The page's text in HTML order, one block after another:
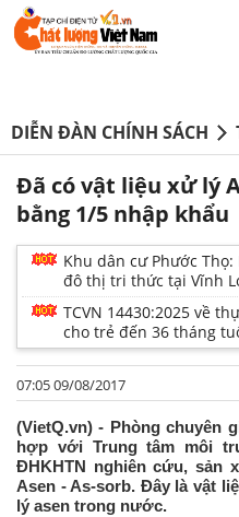
DIỄN ĐÀN CHÍNH SÁCH
Đã có vật liệu xử lý
bằng 1/5 nhập khẩu
Khu dân cư Phước
đô thị tri thức tại Vĩnh
TCVN 14430:2025 về
cho trẻ đến 36 tháng
07:05 09/08/2017
(VietQ.vn) - Phòng chuyên
hợp với Trung tâm môi
ĐHKHTN nghiên cứu, sản
Asen - As-sorb. Đây là vật
lý asen trong nước.